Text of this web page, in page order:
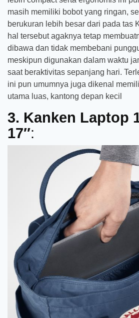
masih memiliki bobot yang ringan,
berukuran lebih besar dari pada tas
hal tersebut agaknya tetap
dibawa dan tidak membebani
meskipun digunakan dalam waktu
saat beraktivitas sepanjang hari.
ini pun umumnya juga dikenal
utama luas, kantong depan kecil
3. Kanken Laptop
17″: